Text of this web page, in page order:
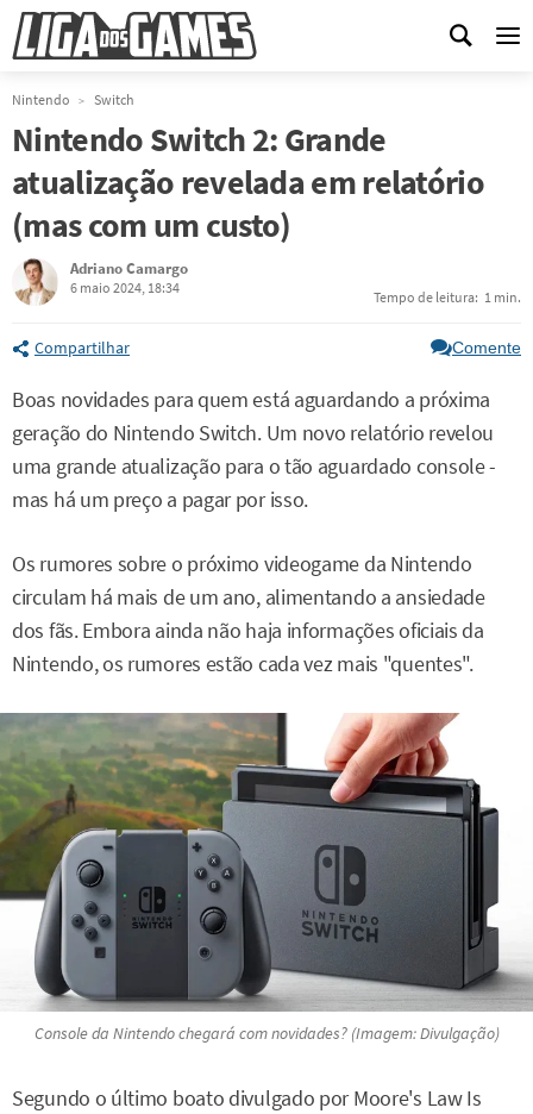
Nintendo Switch
Nintendo Switch 2: Grande
atualização revelada em relatório
(mas com um custo)
Adriano Camargo
6 maio 2024, 18:34
Tempo de leitura: 1 min.
Compartilhar Comente
Boas novidades para quem está aguardando a próxima
geração do Nintendo Switch. Um novo relatório revelou
uma grande atualização para o tão aguardado console -
mas há um preço a pagar por isso.
Os rumores sobre o próximo videogame da Nintendo
circulam há mais de um ano, alimentando a ansiedade
dos fãs. Embora ainda não haja informações oficiais da
Nintendo, os rumores estão cada vez mais "quentes".
Console da Nintendo chegará com novidades? (Imagem: Divulgação)
Segundo o último boato divulgado por Moore's Law Is